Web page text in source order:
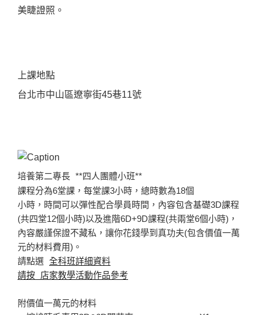
美睫證照。
上課地點
台北市中山區遼寧街45巷11號
培養第二專長 **四人團體小班**
課程分為6堂課，每堂課3小時，總時數為18個
小時，時間可以彈性配合學員時間，內容包含基礎3D課程
(共四堂12個小時)以及進階6D+9D課程(共兩堂6個小時)，
內容嚴謹保證不藏私，讓你花錢學到真功夫(包含價值一萬
元的材料費用)。
請點選 全科班詳細資料
請按 店家教學活動作品參考
附價值一萬元的材料